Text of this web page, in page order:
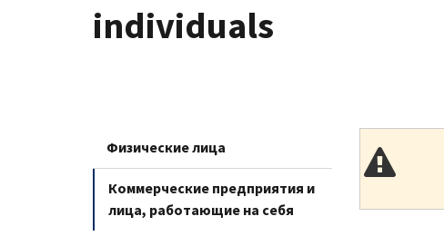
individuals
Физические лица
Коммерческие предприятия и
лица, работающие на себя